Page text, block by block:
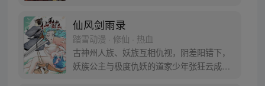
了前世记忆。 令他感到头疼的是，他做了很
多混账事。但事情既然已经发生，他将会继
续披着纨绔的外衣，手持三尺青锋，掀起天
下之势。
仙风剑雨录
踏雪动漫 · 修仙 · 热血
古神州人族、妖族互相仇视，阴差阳错下，
妖族公主与极度仇妖的道家少年张狂云成为